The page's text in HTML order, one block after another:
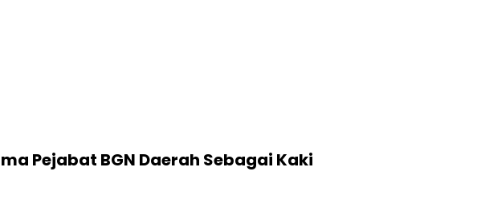
Pejabat BGN Daerah Sebagai Kaki